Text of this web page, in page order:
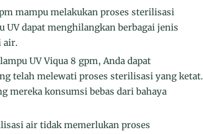
mampu melakukan proses sterilisasi
UV dapat menghilangkan berbagai jenis
air.
UV Viqua 8 gpm, Anda dapat
telah melewati proses sterilisasi yang ketat.
mereka konsumsi bebas dari bahaya
air tidak memerlukan proses